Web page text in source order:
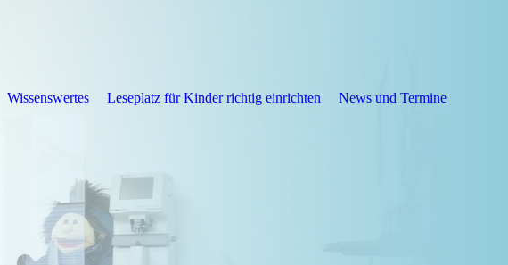
Wissenswertes Leseplatz für Kinder richtig einrichten News und Termine